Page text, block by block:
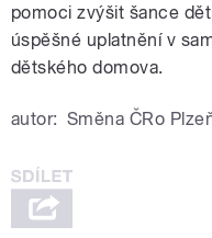
pause
pomoci zvýšit šance
úspěšné uplatnění v
dětského domova.
autor: Směna ČRo